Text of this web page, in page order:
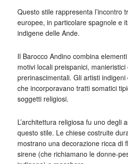
Questo stile rappresenta l’incontro
europee, in particolare spagnole e
indigene delle Ande.
Il Barocco Andino combina
motivi locali preispanici, manieristici
prerinascimentali. Gli artisti
che incorporavano tratti somatici
soggetti religiosi.
L’architettura religiosa fu uno degli
questo stile. Le chiese costruite
mostrano una decorazione ricca di
sirene (che richiamano le donne-